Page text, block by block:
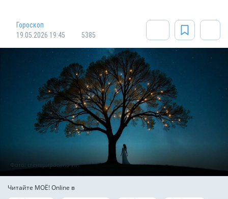
Гороскоп
19.05.2026 19:45
5385
Фото: сгенерировано ИИ
Читайте МОЁ! Online в